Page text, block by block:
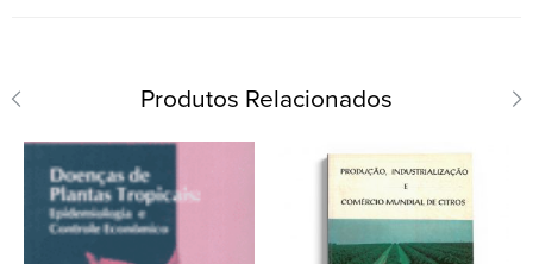
Produtos Relacionados